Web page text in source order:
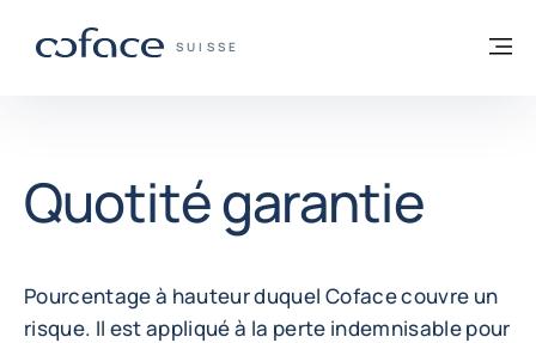
COFACE, FOR TRADE - PAGE D'ACCUEIL
SUISSE
Retour à la page d'accueil
Quotité garantie
Pourcentage à hauteur duquel Coface couvre un
risque. Il est appliqué à la perte indemnisable pour